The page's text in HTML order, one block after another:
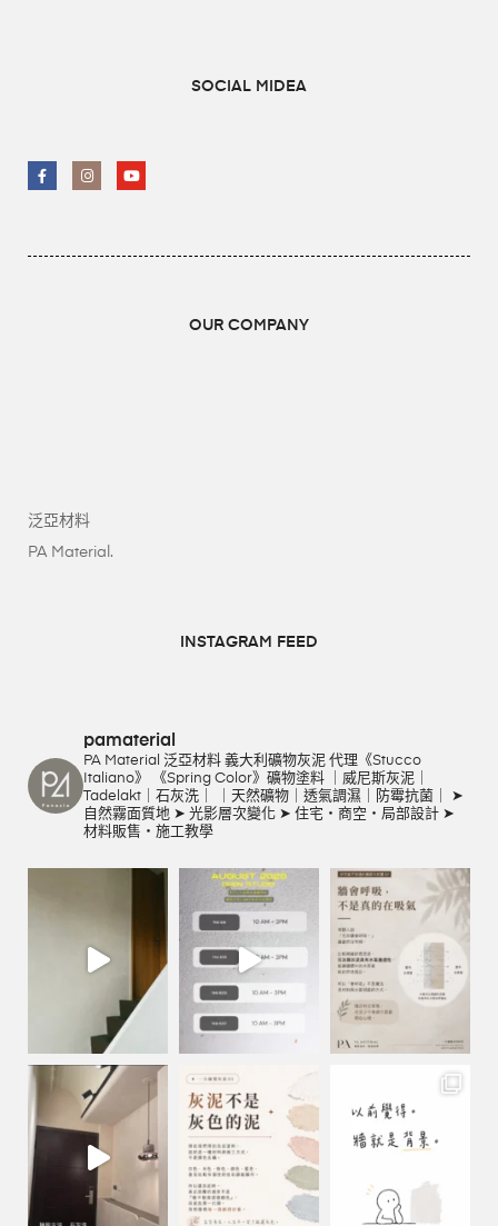
SOCIAL MIDEA
OUR COMPANY
泛亞材料
PA Material.
INSTAGRAM FEED
pamaterial
PA Material 泛亞材料 義大利礦物灰泥 代理《Stucco
Italiano》
《Spring Color》礦物塗料 ｜威尼斯灰泥｜
Tadelakt｜石灰洗｜
｜天然礦物｜透氣調濕｜防霉抗菌｜
➤
自然霧面質地 ➤ 光影層次變化 ➤ 住宅・商空・局部設計 ➤
材料販售・施工教學